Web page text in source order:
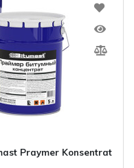
Praymer Konsentrat